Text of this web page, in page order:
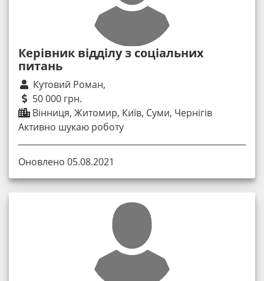
Керівник відділу з соціальних
питань
Кутовий Роман,
50 000 грн.
Вінниця, Житомир, Київ, Суми, Чернігів
Активно шукаю роботу
Оновлено 05.08.2021